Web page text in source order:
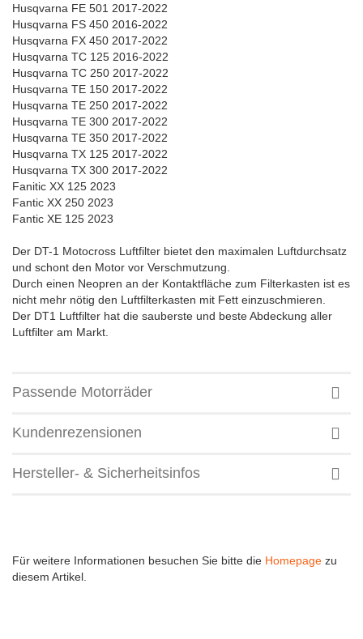
Husqvarna FE 501 2017-2022
Husqvarna FS 450 2016-2022
Husqvarna FX 450 2017-2022
Husqvarna TC 125 2016-2022
Husqvarna TC 250 2017-2022
Husqvarna TE 150 2017-2022
Husqvarna TE 250 2017-2022
Husqvarna TE 300 2017-2022
Husqvarna TE 350 2017-2022
Husqvarna TX 125 2017-2022
Husqvarna TX 300 2017-2022
Fanitic XX 125 2023
Fantic XX 250 2023
Fantic XE 125 2023
Der DT-1 Motocross Luftfilter bietet den maximalen Luftdurchsatz
und schont den Motor vor Verschmutzung.
Durch einen Neopren an der Kontaktfläche zum Filterkasten ist es
nicht mehr nötig den Luftfilterkasten mit Fett einzuschmieren.
Der DT1 Luftfilter hat die sauberste und beste Abdeckung aller
Luftfilter am Markt.
Passende Motorräder
Kundenrezensionen
Hersteller- & Sicherheitsinfos
Für weitere Informationen besuchen Sie bitte die Homepage zu
diesem Artikel.